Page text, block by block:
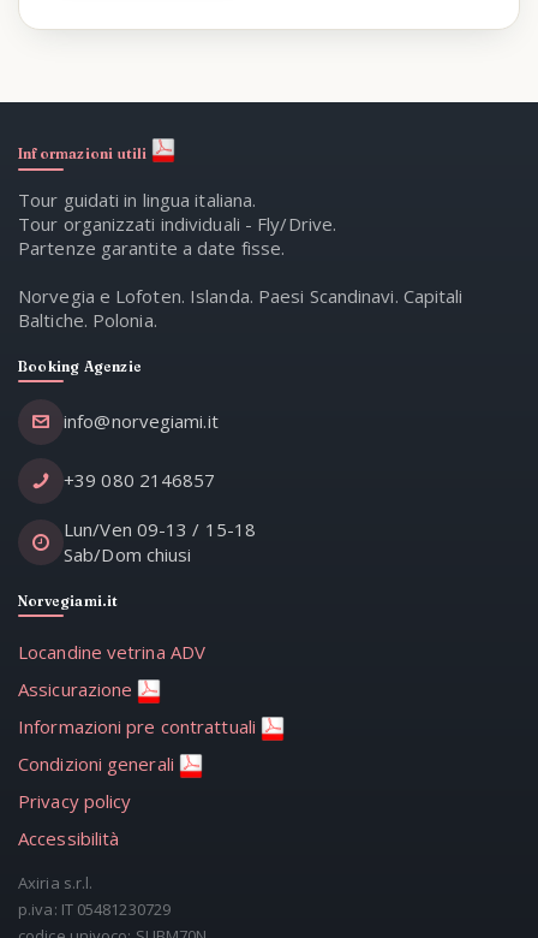
Informazioni utili
Tour guidati in lingua italiana.
Tour organizzati individuali - Fly/Drive.
Partenze garantite a date fisse.
Norvegia e Lofoten. Islanda. Paesi Scandinavi. Capitali
Baltiche. Polonia.
Booking Agenzie
info@norvegiami.it
+39 080 2146857
Lun/Ven 09-13 / 15-18
Sab/Dom chiusi
Norvegiami.it
Locandine vetrina ADV
Assicurazione
Informazioni pre contrattuali
Condizioni generali
Privacy policy
Accessibilità
Axiria s.r.l.
p.iva: IT 05481230729